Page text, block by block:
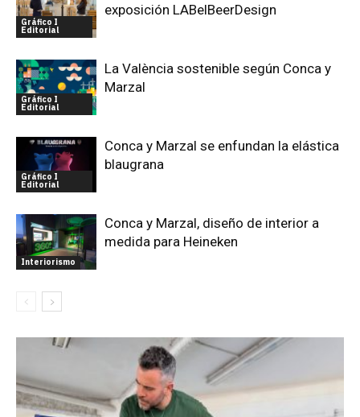
Gráfico I
Editorial
exposición LABelBeerDesign
Gráfico I
Editorial
La València sostenible según Conca y
Marzal
Gráfico I
Editorial
Conca y Marzal se enfundan la elástica
blaugrana
Interiorismo
Conca y Marzal, diseño de interior a
medida para Heineken